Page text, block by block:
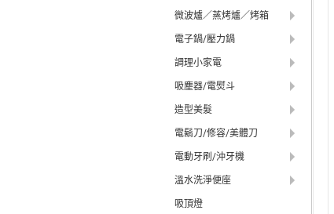
微波爐／蒸烤爐／烤箱
電子鍋/壓力鍋
調理小家電
吸塵器/電熨斗
造型美髮
電鬍刀/修容/美體刀
電動牙刷/沖牙機
溫水洗淨便座
吸頂燈